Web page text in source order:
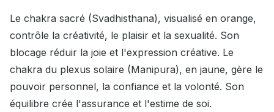
Le chakra sacré (Svadhisthana), visualisé en orange,
contrôle la créativité, le plaisir et la sexualité. Son
blocage réduir la joie et l'expression créative. Le
chakra du plexus solaire (Manipura), en jaune, gère le
pouvoir personnel, la confiance et la volonté. Son
équilibre crée l'assurance et l'estime de soi.